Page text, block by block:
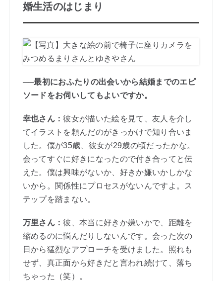
婚生活のはじまり
──最初におふたりの出会いから結婚までのエピ
ソードをお伺いしてもよいですか。
幸也さん：彼女が描いた絵を見て、友人を介し
てイラストを頼んだのがきっかけで知り合いま
した。僕が35歳、彼女が29歳の頃だったかな。
会ってすぐに好きになったので付き合ってと伝
えた。僕は興味がないか、好きか嫌いかしかな
いから。関係性にプロセスがないんですよ。ス
テップを踏まない。
万里さん：彼、本当に好きか嫌いかで、距離を
縮めるのに悩んだりしないんです。会った次の
日から猛烈なアプローチを受けました。照れも
せず、真正面から好きだと言われ続けて、落ち
ちゃった（笑）。